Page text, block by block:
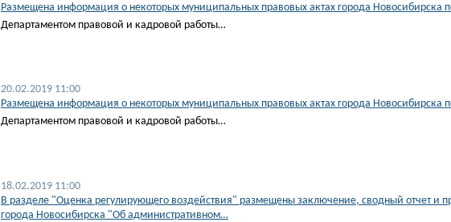
Размещена информация о некоторых муниципальных правовых актах города Новосибирска
Департаментом правовой и кадровой работы…
20.02.2019 11:00
​Размещена информация о некоторых муниципальных правовых актах города Новосибирска
Департаментом правовой и кадровой работы…
18.02.2019 11:00
В разделе "Оценка регулирующего воздействия" размещены заключение, сводный отчет и
города Новосибирска "Об административном…